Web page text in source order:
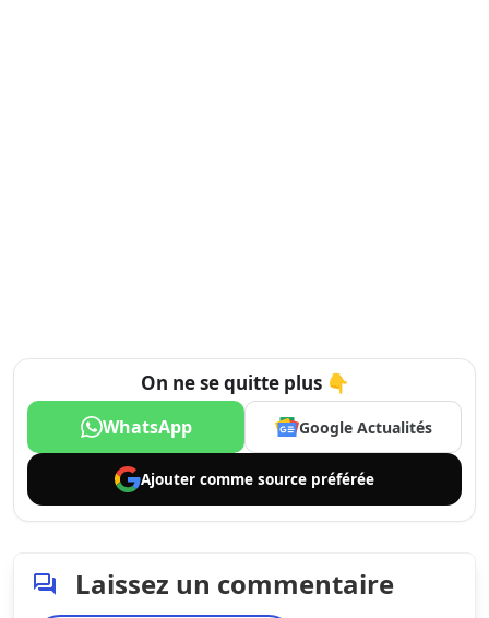
On ne se quitte plus 👇
WhatsApp Google Actualités
Ajouter comme source préférée
Laissez un commentaire